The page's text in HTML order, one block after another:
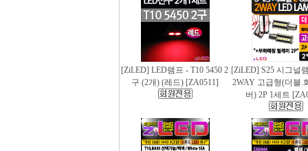
[ZiLED] LED램프 - T10 5450 2
구 (2개) (레드) [ZA0511]
[ZiLED] S25 시그널
2WAY 고급형(더블.
버) 2P 1세트